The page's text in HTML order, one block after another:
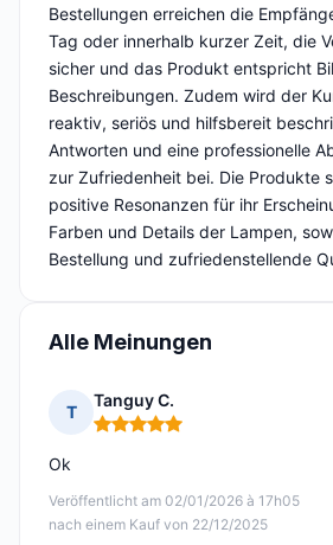
Bestellungen erreichen die
Tag oder innerhalb kurzer Zeit, die
sicher und das Produkt entspricht
Beschreibungen. Zudem wird der
reaktiv, seriös und hilfsbereit
Antworten und eine professionelle
zur Zufriedenheit bei. Die Produkte
positive Resonanzen für ihr
Farben und Details der Lampen,
Bestellung und zufriedenstellende
Alle Meinungen
T
Tanguy C.
Hinweis: 5 von 5
Veröffentlicht am 02/01/2026 à 17h05
nach einem Kauf von 22/12/2025
Ok